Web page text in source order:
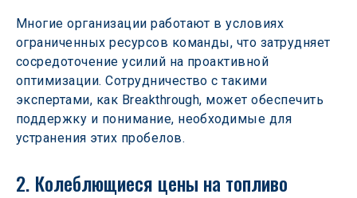
Многие организации работают в условиях
ограниченных ресурсов команды, что затрудняет
сосредоточение усилий на проактивной
оптимизации. Сотрудничество с такими
экспертами, как Breakthrough, может обеспечить
поддержку и понимание, необходимые для
устранения этих пробелов.
2. Колеблющиеся цены на топливо